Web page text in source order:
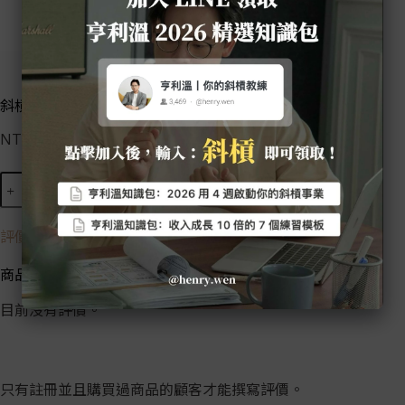
斜槓菁英計畫 Pro 方案《3年版》
219,980
NT$
加入購物車
評價 (0)
商品評價
目前沒有評價。
只有註冊並且購買過商品的顧客才能撰寫評價。